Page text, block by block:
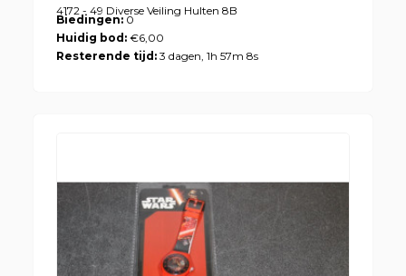
4172 - 49 Diverse Veiling Hulten 8B
Biedingen: 0
Huidig bod: €6,00
Resterende tijd: 3 dagen, 1h 57m 8s